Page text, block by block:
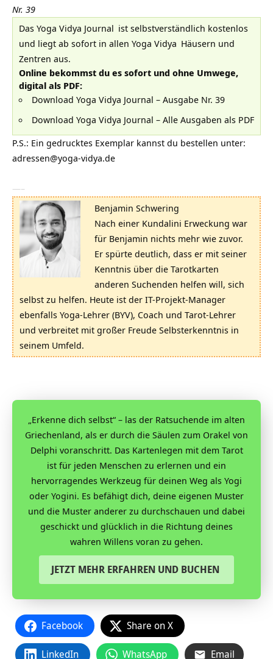
Nr. 39
Das Yoga Vidya Journal ist selbstverständlich kostenlos
und liegt ab sofort in allen Yoga Vidya Häusern und
Zentren aus.
Online bekommst du es sofort und ohne Umwege,
digital als PDF:
Download Yoga Vidya Journal – Ausgabe Nr. 39
Download Yoga Vidya Journal – Alle Ausgaben als PDF
P.S.: Ein gedrucktes Exemplar kannst du bestellen unter:
adressen@yoga-vidya.de
—–
Benjamin Schwering
Nach einer Kundalini Erweckung war
für Benjamin nichts mehr wie zuvor.
Er spürte deutlich, dass er mit seiner
Kenntnis über die Tarotkarten
anderen Suchenden helfen will, sich
selbst zu helfen. Heute ist der IT-Projekt-Manager
ebenfalls Yoga-Lehrer (BYV), Coach und Tarot-Lehrer
und verbreitet mit großer Freude Selbsterkenntnis in
seinem Umfeld.
„Erkenne dich selbst“ – las der Ratsuchende im alten
Griechenland, als er durch die Säulen zum Orakel von
Delphi voranschritt. Das Kartenlegen mit dem Tarot
ist für jeden Menschen zu erlernen und ein
hervorragendes Werkzeug für deinen Weg als Yogi
oder Yogini. Es befähigt dich, deine eigenen Muster
und die Muster anderer zu durchschauen und dabei
geschickt und glücklich in die Richtung deines
wahren Willens voran zu gehen.
JETZT MEHR ERFAHREN UND BUCHEN
Facebook Share on X
LinkedIn WhatsApp Email